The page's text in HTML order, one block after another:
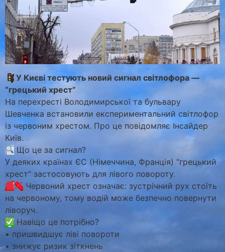
У Києві тестують новий сигнал світлофора —
“грецький хрест”
На перехресті Володимирської та бульвару
Шевченка встановили експериментальний світлофор
із червоним хрестом. Про це повідомляє Інсайдер
Київ.
Що це за сигнал?
У деяких країнах ЄС (Німеччина, Франція) “грецький
хрест” застосовують для лівого повороту.
Червоний хрест означає: зустрічний рух стоїть
на червоному, тому водій може безпечно повернути
ліворуч.
Навіщо це потрібно?
• пришвидшує ліві повороти
• знижує ризик зіткнень